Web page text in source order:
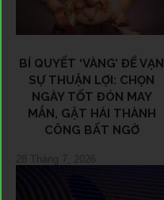
BÍ QUYẾT ‘VÀNG’ ĐỂ VẠN
SỰ THUẬN LỢI: CHỌN
NGÀY TỐT ĐÓN MAY
MẮN, GẶT HÁI THÀNH
CÔNG BẤT NGỜ
28 Tháng 7, 2026